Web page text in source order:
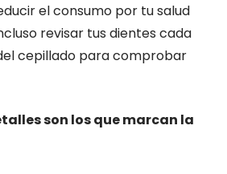
el consumo por tu salud
revisar tus dientes cada
cepillado para comprobar
son los que marcan la